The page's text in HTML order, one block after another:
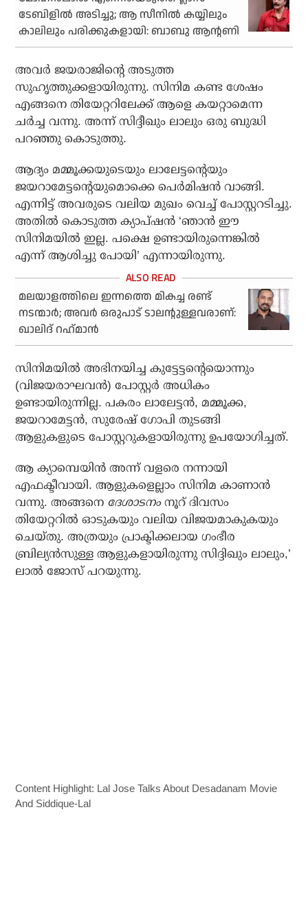
ടേബിളില്‍ അടിച്ചു; ആ സീനില്‍ കയ്യിലും
കാലിലും പരിക്കുകളായി: ബാബു ആന്റണി
അവര്‍ ജയരാജിന്റെ അടുത്ത
സുഹൃത്തുക്കളായിരുന്നു. സിനിമ കണ്ട ശേഷം
എങ്ങനെ തിയേറ്ററിലേക്ക് ആളെ കയറ്റാമെന്ന
ചര്‍ച്ച വന്നു. അന്ന് സിദ്ദീഖും ലാലും ഒരു ബുദ്ധി
പറഞ്ഞു കൊടുത്തു.
ആദ്യം മമ്മൂക്കയുടെയും ലാലേട്ടന്റെയും
ജയറാമേട്ടന്റെയുമൊക്കെ പെര്‍മിഷന്‍ വാങ്ങി.
എന്നിട്ട് അവരുടെ വലിയ മുഖം വെച്ച് പോസ്റ്ററടിച്ചു.
അതില്‍ കൊടുത്ത ക്യാപ്ഷന്‍ ‘ഞാന്‍ ഈ
സിനിമയില്‍ ഇല്ല. പക്ഷെ ഉണ്ടായിരുന്നെങ്കില്‍
എന്ന് ആശിച്ചു പോയി’ എന്നായിരുന്നു.
മലയാളത്തിലെ ഇന്നത്തെ മികച്ച രണ്ട്
നടന്മാര്‍; അവര്‍ ഒരുപാട് ടാലന്റുള്ളവരാണ്:
ഖാലിദ് റഹ്‌മാന്‍
സിനിമയില്‍ അഭിനയിച്ച കുട്ടേട്ടന്റെയൊന്നും
(വിജയരാഘവന്‍) പോസ്റ്റര്‍ അധികം
ഉണ്ടായിരുന്നില്ല. പകരം ലാലേട്ടന്‍, മമ്മൂക്ക,
ജയറാമേട്ടന്‍, സുരേഷ് ഗോപി തുടങ്ങി
ആളുകളുടെ പോസ്റ്ററുകളായിരുന്നു ഉപയോഗിച്ചത്.
ആ ക്യാമ്പെയിന്‍ അന്ന് വളരെ നന്നായി
എഫക്ടീവായി. ആളുകളെല്ലാം സിനിമ കാണാന്‍
വന്നു. അങ്ങനെ ദേശാടനംനൂറ് ദിവസം
തിയേറ്ററില്‍ ഓടുകയും വലിയ വിജയമാകുകയും
ചെയ്തു. അത്രയും പ്രാക്ടിക്കലായ ഗംഭീര
ബ്രില്യന്‍സുള്ള ആളുകളായിരുന്നു സിദ്ദിഖും ലാലും,’
ലാല്‍ ജോസ് പറയുന്നു.
Content Highlight: Lal Jose Talks About Desadanam Movie
And Siddique-Lal